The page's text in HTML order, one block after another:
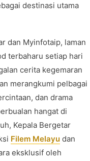
destinasi utama
dan Myinfotaip, laman
terbaharu setiap hari
cerita kegemaran
merangkumi pelbagai
dan drama
hangat di
Kepala Bergetar
Filem Melayu dan
eksklusif oleh